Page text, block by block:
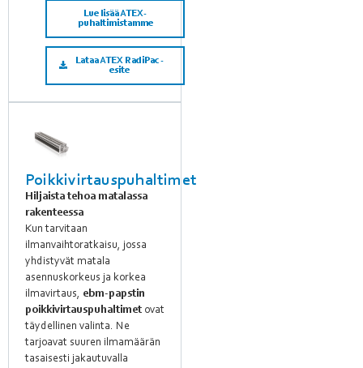
Lue lisää ATEX-
puhaltimistamme
Lataa ATEX RadiPac -
esite
Poikkivirtauspuhaltimet
Hiljaista tehoa matalassa
rakenteessa
Kun tarvitaan
ilmanvaihtoratkaisu, jossa
yhdistyvät matala
asennuskorkeus ja korkea
ilmavirtaus, ebm‑papstin
poikkivirtauspuhaltimet ovat
täydellinen valinta. Ne
tarjoavat suuren ilmamäärän
tasaisesti jakautuvalla